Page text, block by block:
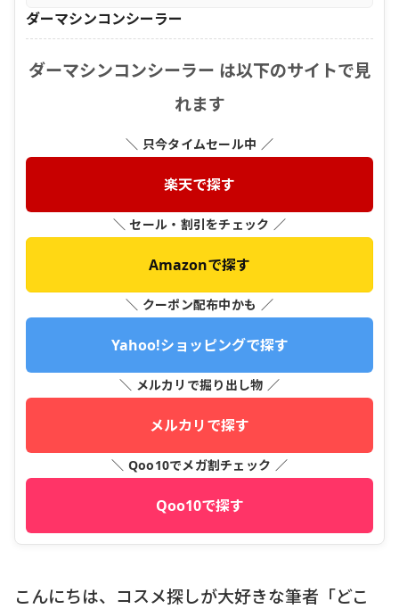
ダーマシンコンシーラー
ダーマシンコンシーラー は以下のサイトで見
れます
＼ 只今タイムセール中 ／
楽天で探す
＼ セール・割引をチェック ／
Amazonで探す
＼ クーポン配布中かも ／
Yahoo!ショッピングで探す
＼ メルカリで掘り出し物 ／
メルカリで探す
＼ Qoo10でメガ割チェック ／
Qoo10で探す
こんにちは、コスメ探しが大好きな筆者「どこ